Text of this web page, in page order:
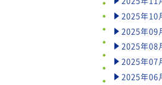
2025年10
2025年09
2025年08
2025年07
2025年06